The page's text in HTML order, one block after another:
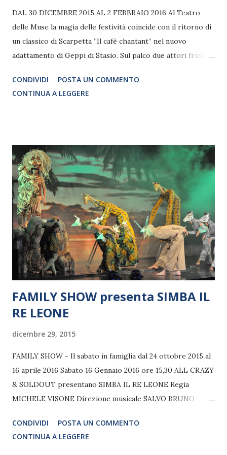
DAL 30 DICEMBRE 2015 AL 2 FEBBRAIO 2016 Al Teatro
delle Muse la magia delle festività coincide con il ritorno di
un classico di Scarpetta “Il cafè chantant” nel nuovo
adattamento di Geppi di Stasio. Sul palco due attori frustati
Teatro" per la nuova moda del Cafe Chantant, si ritrovano
costretti a scendere a compromessi ed esordire nel genere
Wanda Pirol, Rino Santoro, Geppi di Stasio, insieme alla
Compagnia stabile del Teatro delle Muse, ancora una volta
regaleranno al loro affezionato pubblico una serata
all’insegna del talento e del buonumore con tanto di brindisi
e panettone per brindare al nuovo anno nella lunga notte di
San Silvestro. Dal 30 dicembre al 2 febbraio Teatro delle
Muse via Forlì 43 Tutti i giorni Ore 21.00 Mercoledi rip...
CONDIVIDI
POSTA UN COMMENTO
CONTINUA A LEGGERE
FAMILY SHOW presenta SIMBA IL
RE LEONE
dicembre 29, 2015
FAMILY SHOW - Il sabato in famiglia dal 24 ottobre 2015 al
16 aprile 2016 Sabato 16 Gennaio 2016 ore 15,30 ALL CRAZY
& SOLDOUT presentano SIMBA IL RE LEONE Regia
MICHELE VISONE Direzione musicale SALVO BRUNO
cerchio della vita in una parte bellissima della savana, grazie
a un coraggioso e giovane Leone che sogna di diventare il
CONDIVIDI
POSTA UN COMMENTO
CONTINUA A LEGGERE